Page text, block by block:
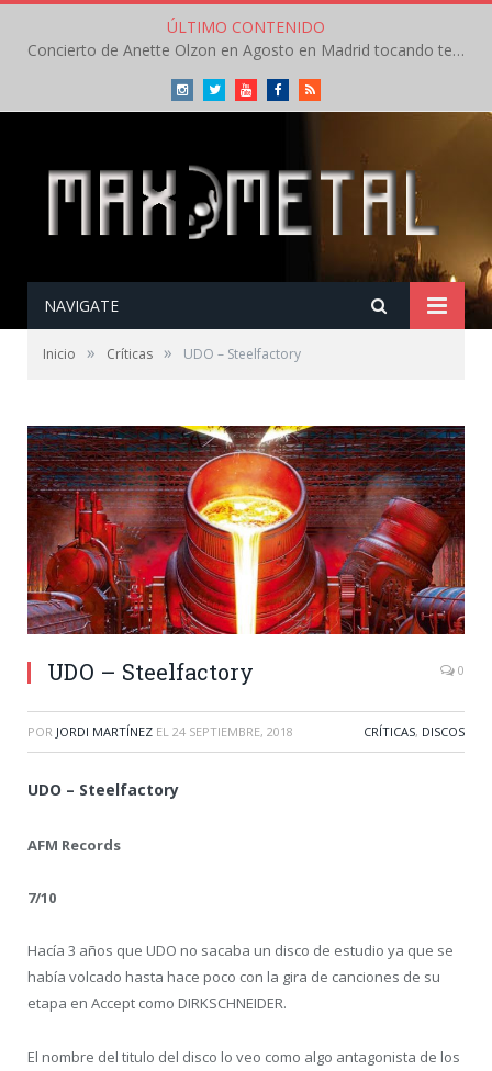
ÚLTIMO CONTENIDO
Concierto de Anette Olzon en Agosto en Madrid tocando temas de Nightwish
InstagramTwitterYoutubeFacebookRSS
NAVIGATE
Inicio » Críticas » UDO – Steelfactory
UDO – Steelfactory 0
POR JORDI MARTÍNEZ EL 24 SEPTIEMBRE, 2018 CRÍTICAS, DISCOS
UDO – Steelfactory
AFM Records
7/10
Hacía 3 años que UDO no sacaba un disco de estudio ya que se
había volcado hasta hace poco con la gira de canciones de su
etapa en Accept como DIRKSCHNEIDER.
El nombre del titulo del disco lo veo como algo antagonista de los